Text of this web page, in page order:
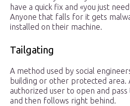
have a quick fix and «you just
Anyone that falls for it gets
installed on their machine.
Tailgating
A method used by social
building or other protected area.
authorized user to open and
and then follows right behind.